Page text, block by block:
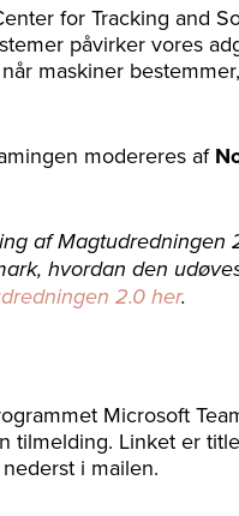
for Tracking and
påvirker vores
maskiner
modereres af
af Magtudredningen
hvordan den
2.0 her.
Microsoft
tilmelding. Linket er
i mailen.